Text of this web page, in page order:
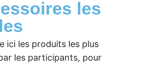
les
ici les produits les plus
les participants, pour